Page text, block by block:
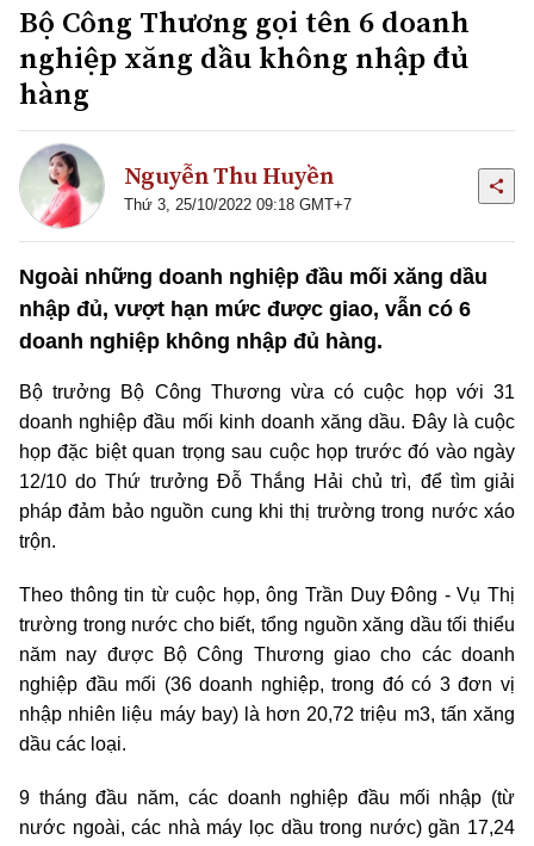
Bộ Công Thương gọi tên 6 doanh
nghiệp xăng dầu không nhập đủ
hàng
Nguyễn Thu Huyền
Thứ 3, 25/10/2022 09:18 GMT+7
Ngoài những doanh nghiệp đầu mối xăng dầu
nhập đủ, vượt hạn mức được giao, vẫn có 6
doanh nghiệp không nhập đủ hàng.
Bộ trưởng Bộ Công Thương vừa có cuộc họp với 31
doanh nghiệp đầu mối kinh doanh xăng dầu. Đây là cuộc
họp đặc biệt quan trọng sau cuộc họp trước đó vào ngày
12/10 do Thứ trưởng Đỗ Thắng Hải chủ trì, để tìm giải
pháp đảm bảo nguồn cung khi thị trường trong nước xáo
trộn.
Theo thông tin từ cuộc họp, ông Trần Duy Đông - Vụ Thị
trường trong nước cho biết, tổng nguồn xăng dầu tối thiểu
năm nay được Bộ Công Thương giao cho các doanh
nghiệp đầu mối (36 doanh nghiệp, trong đó có 3 đơn vị
nhập nhiên liệu máy bay) là hơn 20,72 triệu m3, tấn xăng
dầu các loại.
9 tháng đầu năm, các doanh nghiệp đầu mối nhập (từ
nước ngoài, các nhà máy lọc dầu trong nước) gần 17,24